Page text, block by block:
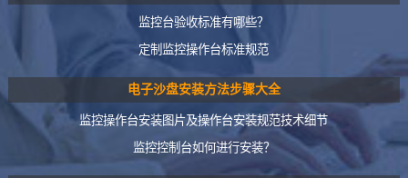
监控台验收标准有哪些？
定制监控操作台标准规范
电子沙盘安装方法步骤大全
监控操作台安装图片及操作台安装规范技术细节
监控控制台如何进行安装？